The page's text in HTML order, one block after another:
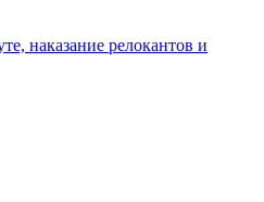
наказание релокантов и